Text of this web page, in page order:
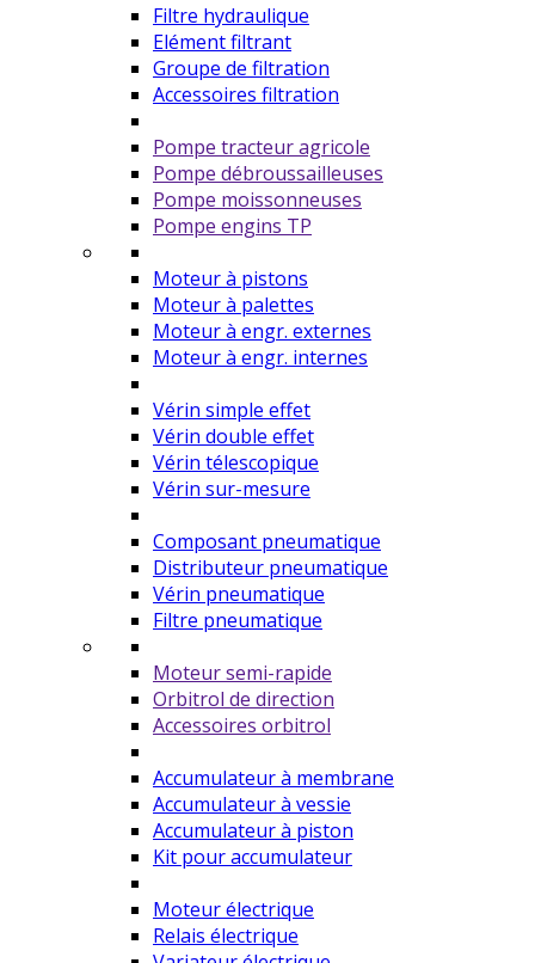
Filtre hydraulique
Elément filtrant
Groupe de filtration
Accessoires filtration
Pompe tracteur agricole
Pompe débroussailleuses
Pompe moissonneuses
Pompe engins TP
Moteur à pistons
Moteur à palettes
Moteur à engr. externes
Moteur à engr. internes
Vérin simple effet
Vérin double effet
Vérin télescopique
Vérin sur-mesure
Composant pneumatique
Distributeur pneumatique
Vérin pneumatique
Filtre pneumatique
Moteur semi-rapide
Orbitrol de direction
Accessoires orbitrol
Accumulateur à membrane
Accumulateur à vessie
Accumulateur à piston
Kit pour accumulateur
Moteur électrique
Relais électrique